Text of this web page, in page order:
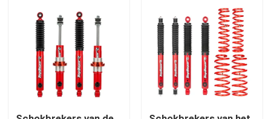
Regelbare GasSchokbrekers
De Schokbreker van de schuimcel
NitrogasSchokbrekers